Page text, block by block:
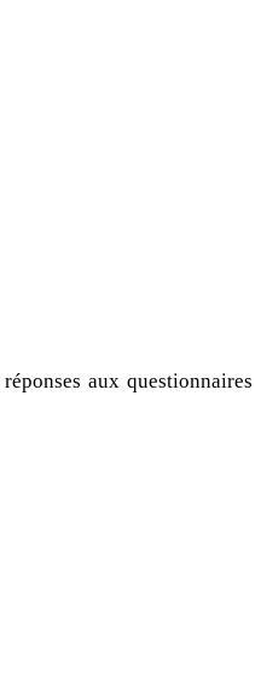
aux questionnaires